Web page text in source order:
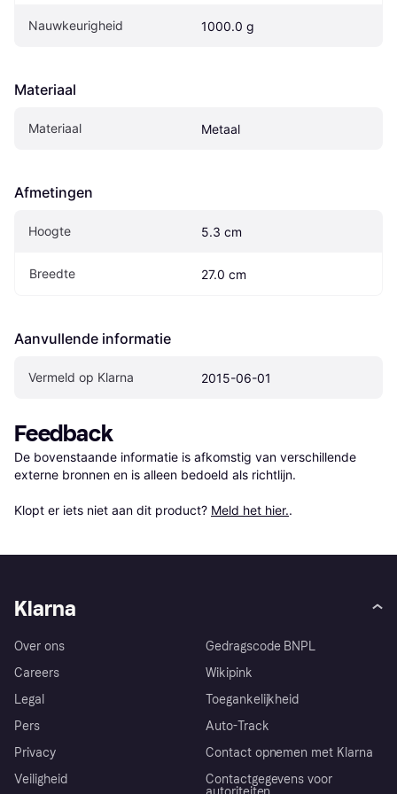
Nauwkeurigheid 1000.0 g
Materiaal
Materiaal Metaal
Afmetingen
Hoogte 5.3 cm
Breedte 27.0 cm
Aanvullende informatie
Vermeld op Klarna 2015-06-01
Feedback
De bovenstaande informatie is afkomstig van verschillende
externe bronnen en is alleen bedoeld als richtlijn.
Klopt er iets niet aan dit product? Meld het hier..
Klarna
Over ons
Careers
Legal
Pers
Privacy
Veiligheid
Gedragscode BNPL
Wikipink
Toegankelijkheid
Auto-Track
Contact opnemen met Klarna
Contactgegevens voor